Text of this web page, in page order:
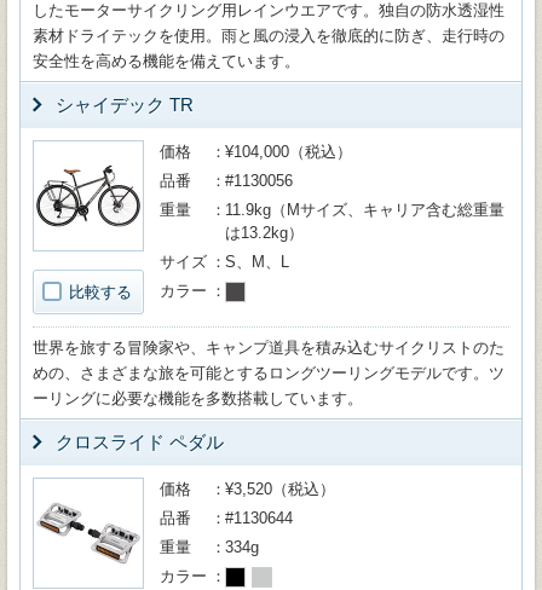
したモーターサイクリング用レインウエアです。独自の防水透湿性
素材ドライテックを使用。雨と風の浸入を徹底的に防ぎ、走行時の
安全性を高める機能を備えています。
シャイデック TR
比較する
価格
¥104,000（税込）
品番
#1130056
重量
11.9kg（Mサイズ、キャリア含む総重量
は13.2kg）
サイズ
S、M、L
カラー
世界を旅する冒険家や、キャンプ道具を積み込むサイクリストのた
めの、さまざまな旅を可能とするロングツーリングモデルです。ツ
ーリングに必要な機能を多数搭載しています。
クロスライド ペダル
価格
¥3,520（税込）
品番
#1130644
重量
334g
カラー